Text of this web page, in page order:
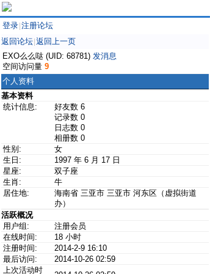
登录 注册论坛
返回论坛 返回上一页
EXO么么哒 (UID: 68781) 发消息
空间访问量 9
个人资料
基本资料
统计信息:
好友数 6
记录数 0
日志数 0
相册数 0
性别:
女
生日:
1997 年 6 月 17 日
星座:
双子座
生肖:
牛
居住地:
海南省 三亚市 三亚市 河东区（虚拟街道
办）
活跃概况
用户组:
注册会员
在线时间:
18 小时
注册时间:
2014-2-9 16:10
最后访问:
2014-10-26 02:59
上次活动时